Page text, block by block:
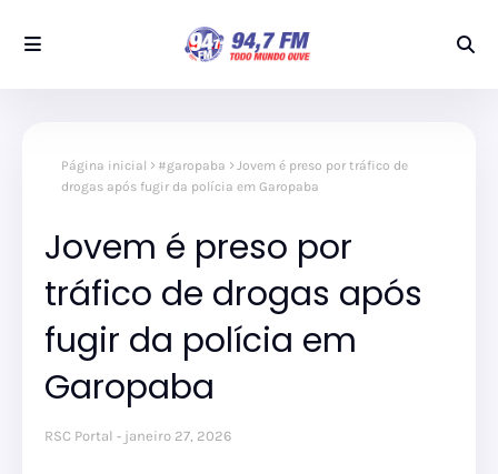
Página inicial #garopaba
Jovem é preso por tráfico de
drogas após fugir da polícia em Garopaba
Jovem é preso por
tráfico de drogas após
fugir da polícia em
Garopaba
RSC Portal janeiro 27, 2026